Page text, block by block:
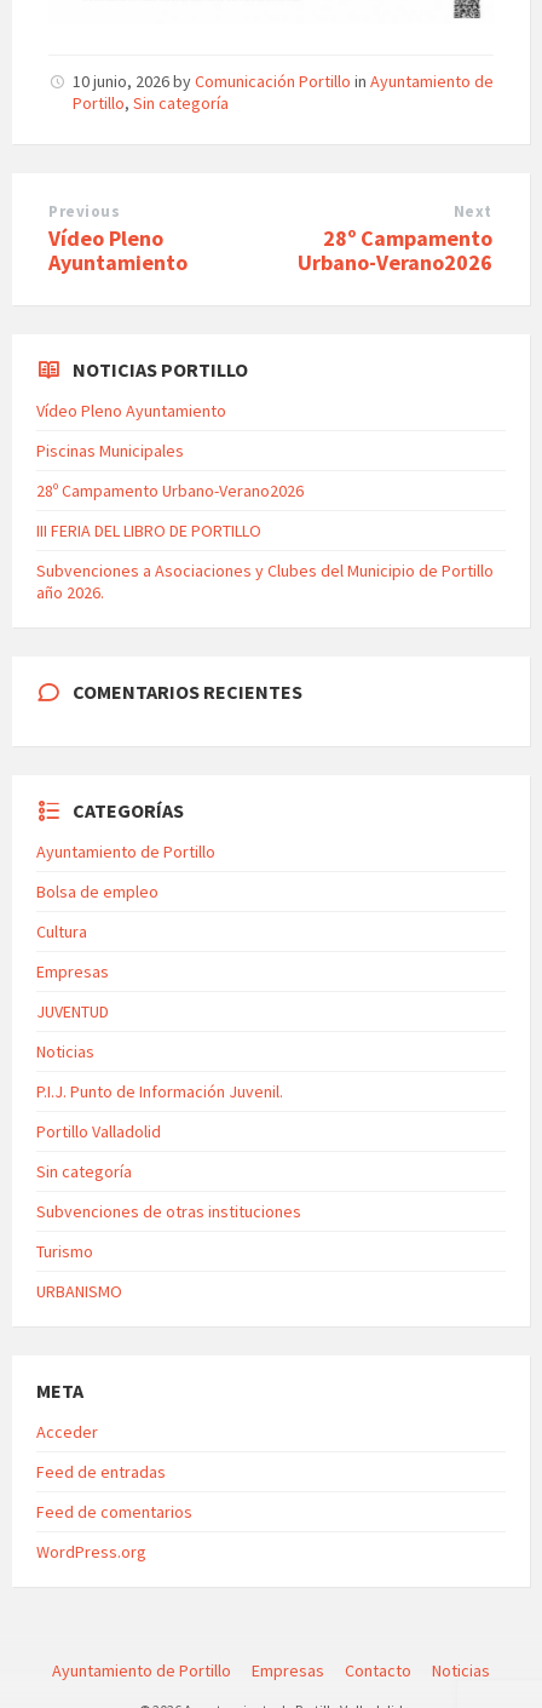
10 junio, 2026byComunicación Portillo in Ayuntamiento de
Portillo, Sin categoría
Previous
Vídeo Pleno
Ayuntamiento
Next
28º Campamento
Urbano-Verano2026
NOTICIAS PORTILLO
Vídeo Pleno Ayuntamiento
Piscinas Municipales
28º Campamento Urbano-Verano2026
III FERIA DEL LIBRO DE PORTILLO
Subvenciones a Asociaciones y Clubes del Municipio de Portillo
año 2026.
COMENTARIOS RECIENTES
CATEGORÍAS
Ayuntamiento de Portillo
Bolsa de empleo
Cultura
Empresas
JUVENTUD
Noticias
P.I.J. Punto de Información Juvenil.
Portillo Valladolid
Sin categoría
Subvenciones de otras instituciones
Turismo
URBANISMO
META
Acceder
Feed de entradas
Feed de comentarios
WordPress.org
Ayuntamiento de Portillo Empresas Contacto Noticias